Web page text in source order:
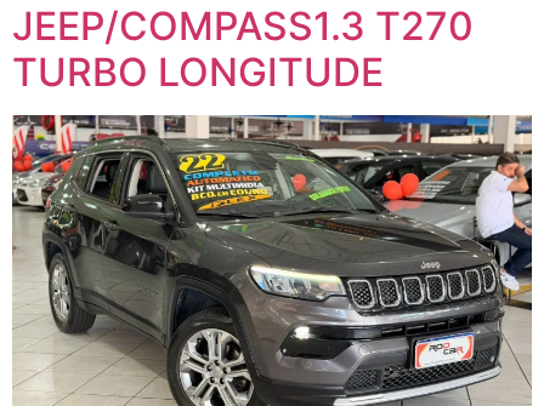
JEEP/COMPASS1.3 T270
TURBO LONGITUDE